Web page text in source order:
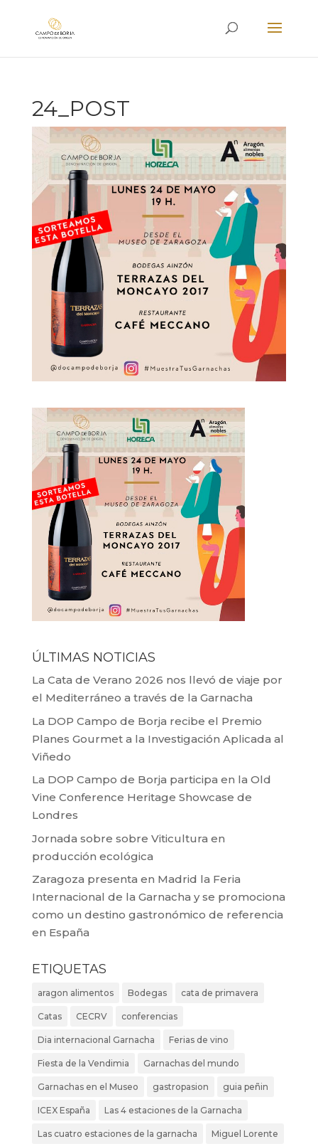
24_POST
ÚLTIMAS NOTICIAS
La Cata de Verano 2026 nos llevó de viaje por
el Mediterráneo a través de la Garnacha
La DOP Campo de Borja recibe el Premio
Planes Gourmet a la Investigación Aplicada al
Viñedo
La DOP Campo de Borja participa en la Old
Vine Conference Heritage Showcase de
Londres
Jornada sobre sobre Viticultura en
producción ecológica
Zaragoza presenta en Madrid la Feria
Internacional de la Garnacha y se promociona
como un destino gastronómico de referencia
en España
ETIQUETAS
aragon alimentos Bodegas cata de primavera
Catas CECRV conferencias
Dia internacional Garnacha Ferias de vino
Fiesta de la Vendimia Garnachas del mundo
Garnachas en el Museo gastropasion guia peñin
ICEX España Las 4 estaciones de la Garnacha
Las cuatro estaciones de la garnacha Miguel Lorente